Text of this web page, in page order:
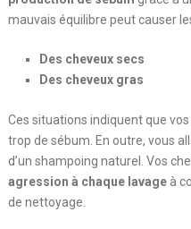
mauvais équilibre peut causer
Des cheveux secs
Des cheveux gras
Ces situations indiquent que
trop de sébum. En outre, vous
d’un shampoing naturel. Vos
agression à chaque lavageà
de nettoyage.